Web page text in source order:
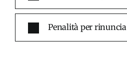
Penalità per rinuncia